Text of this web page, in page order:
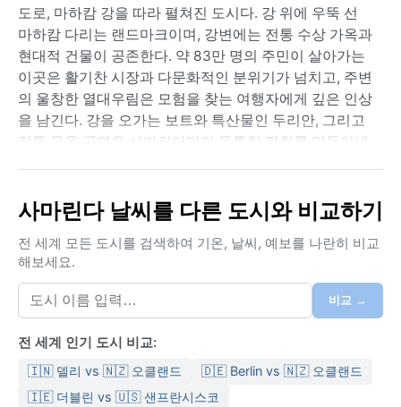
도로, 마하캄 강을 따라 펼쳐진 도시다. 강 위에 우뚝 선
마하캄 다리는 랜드마크이며, 강변에는 전통 수상 가옥과
현대적 건물이 공존한다. 약 83만 명의 주민이 살아가는
이곳은 활기찬 시장과 다문화적인 분위기가 넘치고, 주변
의 울창한 열대우림은 모험을 찾는 여행자에게 깊은 인상
을 남긴다. 강을 오가는 보트와 특산물인 두리안, 그리고
전통 무용 공연은 사마린다만의 독특한 정취를 만들어낸
다는 연중 고온 다습하다. 평균 기온은 26~28°C로 크게
변하지 않으며, 강수량은 매달 고르게 분포해 뚜렷한 건
기가 없다. 습도는 80~90%에 달해 항상 끈적한 느낌이
든다. 여행 시 가벼운 면 소재 옷과 자외선 차단제, 그리고
갑작스러운 소나기에 대비한 접이식 우산이나 방수 재킷
이 필수다. 열대성 호우가 하루에도 몇 차례 내리지만, 비
가 그친 후에는 다시 맑은 하늘이 열리는 패턴이 반복된
다.
기후적으로 가장 쾌적한 시기는 상대적으로 강수량이 적
사마린다 날씨를 다른 도시와 비교하기
전 세계 모든 도시를 검색하여 기온, 날씨, 예보를 나란히 비교
해보세요.
비교 →
전 세계 인기 도시 비교:
🇮🇳 델리 vs 🇳🇿 오클랜드
🇩🇪 Berlin vs 🇳🇿 오클랜드
🇮🇪 더블린 vs 🇺🇸 샌프란시스코